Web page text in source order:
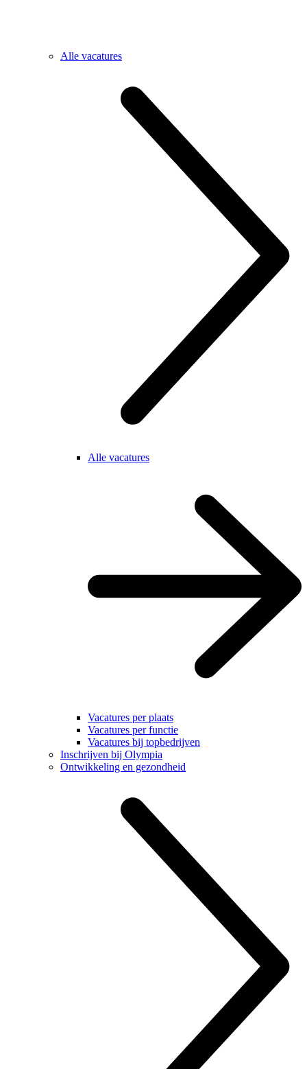
Alle vacatures
Alle vacatures
Vacatures per plaats
Vacatures per functie
Vacatures bij topbedrijven
Inschrijven bij Olympia
Ontwikkeling en gezondheid